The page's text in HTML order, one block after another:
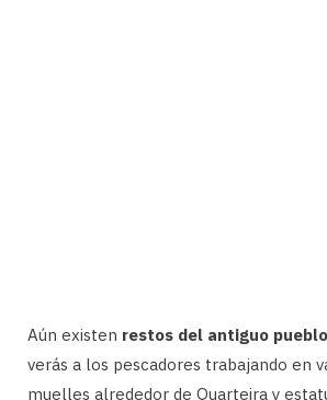
Aún existen restos del antiguo
verás a los pescadores trabajando en
muelles alrededor de Quarteira y